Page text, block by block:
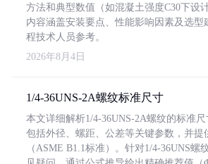
方法和典型数值（如混凝土强度C30下设
内容涵盖安装要点、性能影响因素及选型
程技术人员参考。
2026年8月4日
1/4-36UNS-2A螺纹标准尺寸
本文详细解析1/4-36UNS-2A螺纹的标准尺
包括外径、螺距、公差等关键参数，并提
（ASME B1.1标准）。针对1/4-36UNS螺